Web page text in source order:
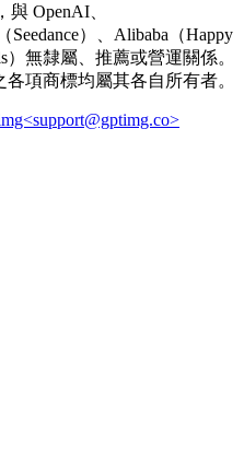
OpenAI、
Seedance）、Alibaba（Happy
）無隸屬、推薦或營運關係。
項商標均屬其各自所有者。
support@gptimg.co>